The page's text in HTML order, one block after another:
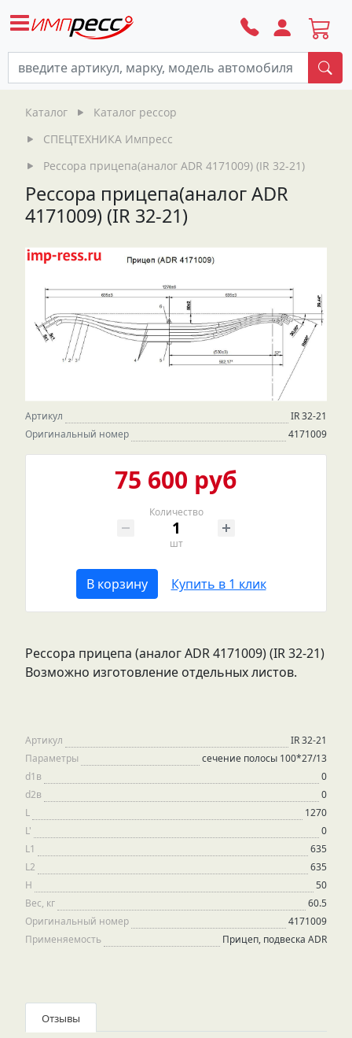
Каталог
Каталог рессор
СПЕЦТЕХНИКА Импресс
Рессора прицепа(аналог ADR 4171009) (IR 32-21)
Рессора прицепа(аналог ADR
4171009) (IR 32-21)
Артикул
IR 32-21
Оригинальный номер
4171009
75 600 руб
Количество
шт
В корзину Купить в 1 клик
Рессора прицепа (аналог ADR 4171009) (IR 32-21)
Возможно изготовление отдельных листов.
Артикул
IR 32-21
Параметры
сечение полосы 100*27/13
d1в
0
d2в
0
L
1270
L'
0
L1
635
L2
635
H
50
Вес, кг
60.5
Оригинальный номер
4171009
Применяемость
Прицеп, подвеска ADR
Отзывы